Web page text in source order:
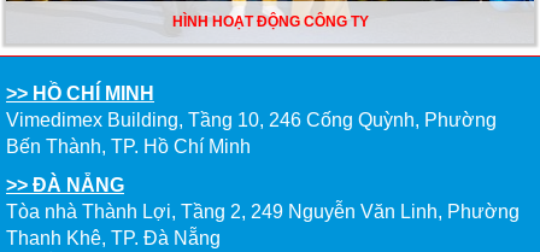
HÌNH HOẠT ĐỘNG CÔNG TY
>> HỒ CHÍ MINH
Vimedimex Building, Tầng 10, 246 Cống Quỳnh, Phường
Bến Thành, TP. Hồ Chí Minh
>> ĐÀ NẴNG
Tòa nhà Thành Lợi, Tầng 2, 249 Nguyễn Văn Linh, Phường
Thanh Khê, TP. Đà Nẵng